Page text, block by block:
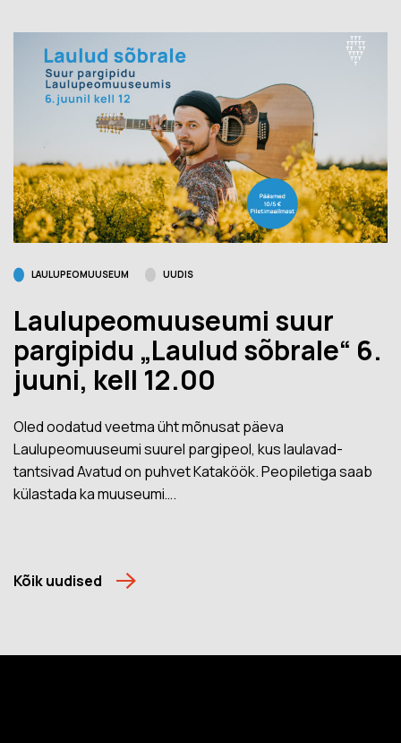
LAULUPEOMUUSEUM UUDIS
Laulupeomuuseumi suur
pargipidu „Laulud sõbrale“ 6.
juuni, kell 12.00
Oled oodatud veetma üht mõnusat päeva
Laulupeomuuseumi suurel pargipeol, kus laulavad-
tantsivad Avatud on puhvet Kataköök. Peopiletiga saab
külastada ka muuseumi….
Kõik uudised